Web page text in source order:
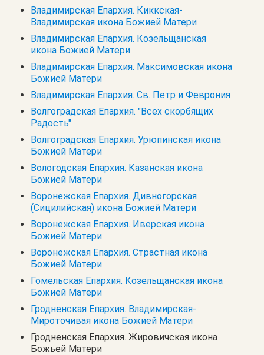
Владимирская Епархия. Киккская-
Владимирская икона Божией Матери
Владимирская Епархия. Козельщанская
икона Божией Матери
Владимирская Епархия. Максимовская икона
Божией Матери
Владимирская Епархия. Св. Петр и Феврония
Волгоградская Епархия. "Всех скорбящих
Радость"
Волгоградская Епархия. Урюпинская икона
Божией Матери
Вологодская Епархия. Казанская икона
Божией Матери
Воронежская Епархия. Дивногорская
(Сицилийская) икона Божией Матери
Воронежская Епархия. Иверская икона
Божией Матери
Воронежская Епархия. Страстная икона
Божией Матери
Гомельская Епархия. Козельщанская икона
Божией Матери
Гродненская Епархия. Владимирская-
Мироточивая икона Божией Матери
Гродненская Епархия. Жировичская икона
Божьей Матери